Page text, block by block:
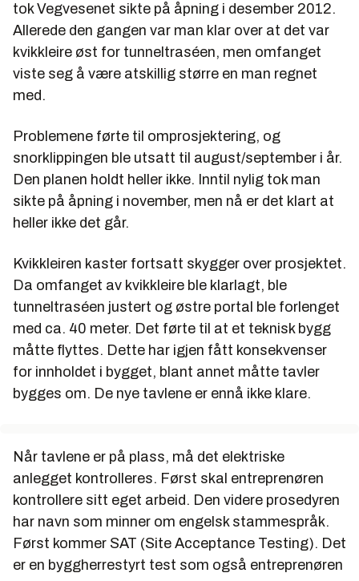
tok Vegvesenet sikte på åpning i desember 2012.
Allerede den gangen var man klar over at det var
kvikkleire øst for tunneltraséen, men omfanget
viste seg å være atskillig større en man regnet
med.
Problemene førte til omprosjektering, og
snorklippingen ble utsatt til august/september i år.
Den planen holdt heller ikke. Inntil nylig tok man
sikte på åpning i november, men nå er det klart at
heller ikke det går.
Kvikkleiren kaster fortsatt skygger over prosjektet.
Da omfanget av kvikkleire ble klarlagt, ble
tunneltraséen justert og østre portal ble forlenget
med ca. 40 meter. Det førte til at et teknisk bygg
måtte flyttes. Dette har igjen fått konsekvenser
for innholdet i bygget, blant annet måtte tavler
bygges om. De nye tavlene er ennå ikke klare.
Når tavlene er på plass, må det elektriske
anlegget kontrolleres. Først skal entreprenøren
kontrollere sitt eget arbeid. Den videre prosedyren
har navn som minner om engelsk stammespråk.
Først kommer SAT (Site Acceptance Testing). Det
er en byggherrestyrt test som også entreprenøren